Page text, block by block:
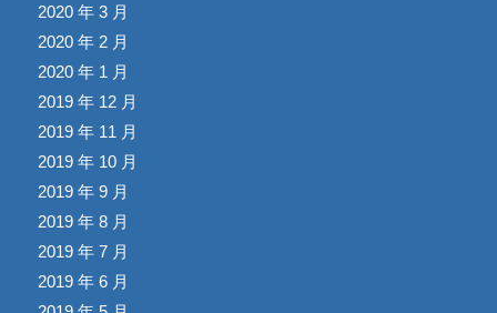
2020 年 3 月
2020 年 2 月
2020 年 1 月
2019 年 12 月
2019 年 11 月
2019 年 10 月
2019 年 9 月
2019 年 8 月
2019 年 7 月
2019 年 6 月